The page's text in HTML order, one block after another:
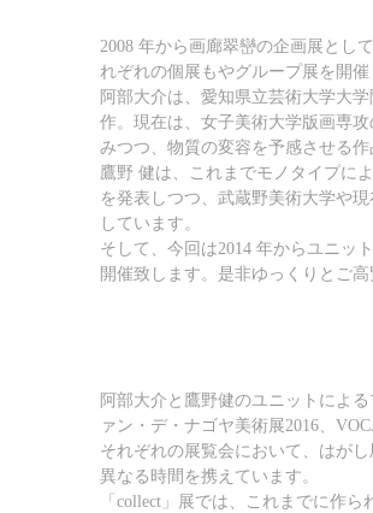
2008 年から画廊翠巒の企画展とし
れぞれの個展もやグループ展を開催
阿部大介は、愛知県立芸術大学大
作。現在は、女子美術大学版画専
みつつ、物質の変容を予感させる作
鷹野 健は、これまでモノタイプに
を発表しつつ、武蔵野美術大学や
しています。
そして、今回は2014 年からユニッ
開催致します。是非ゆっくりとご高
阿部大介と鷹野健のユニットによ
ァン・デ・ナゴヤ美術展2016、
それぞれの展覧会において、はが
異なる時間を携えています。
「collect」展では、これまでに作